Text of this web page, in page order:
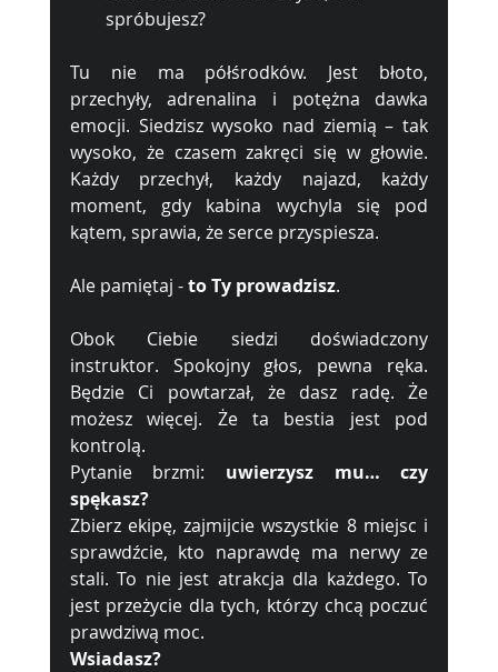
spróbujesz?
Tu nie ma półśrodków. Jest błoto,
przechyły, adrenalina i potężna dawka
emocji. Siedzisz wysoko nad ziemią – tak
wysoko, że czasem zakręci się w głowie.
Każdy przechył, każdy najazd, każdy
moment, gdy kabina wychyla się pod
kątem, sprawia, że serce przyspiesza.
Ale pamiętaj - to Ty prowadzisz.
Obok Ciebie siedzi doświadczony
instruktor. Spokojny głos, pewna ręka.
Będzie Ci powtarzał, że dasz radę. Że
możesz więcej. Że ta bestia jest pod
kontrolą.
Pytanie brzmi: uwierzysz mu… czy
spękasz?
Zbierz ekipę, zajmijcie wszystkie 8 miejsc i
sprawdźcie, kto naprawdę ma nerwy ze
stali. To nie jest atrakcja dla każdego. To
jest przeżycie dla tych, którzy chcą poczuć
prawdziwą moc.
Wsiadasz?